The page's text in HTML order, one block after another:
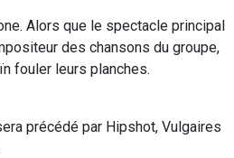
Alors que le spectacle principal
des chansons du groupe,
fouler leurs planches.
précédé par Hipshot, Vulgaires